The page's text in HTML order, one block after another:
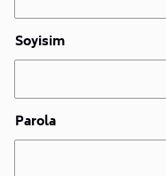
Soyisim
Parola